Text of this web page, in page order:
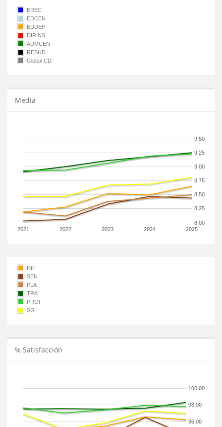
EREC
EDCEN
EDDEP
DIRINS
ADMCEN
RESUD
Global CD
Media
2021 2022 2023 2024 2025
8.00
8.25
8.50
8.75
9.00
9.25
9.50
INF
SEN
PLA
TRA
PROF
SG
% Satisfacción
96.00
98.00
100.00